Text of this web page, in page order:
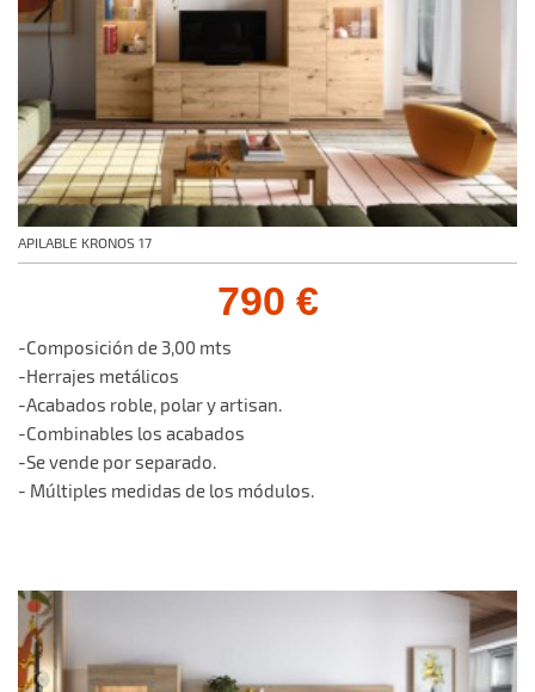
APILABLE KRONOS 17
790 €
-Composición de 3,00 mts
-Herrajes metálicos
-Acabados roble, polar y artisan.
-Combinables los acabados
-Se vende por separado.
- Múltiples medidas de los módulos.